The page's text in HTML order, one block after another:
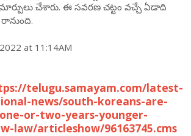
చేశారు. ఈ సవరణ చట్టం వచ్చే ఏడాది
at 11:14AM
telugu.samayam.com/latest-
news/south-koreans-are-
or-two-years-younger-
law/articleshow/96163745.cms